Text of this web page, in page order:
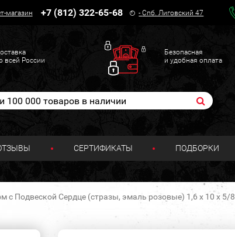
магазин +7 (812) 322-65-68 -Спб. Лиговский 47
всей России
Безопасная
и удобная оплата
СЕРТИФИКАТЫ ПОДБОРКИ
с Подвеской Сердце (стразы, эмаль розовые) 1,6 х 10 х 5/8